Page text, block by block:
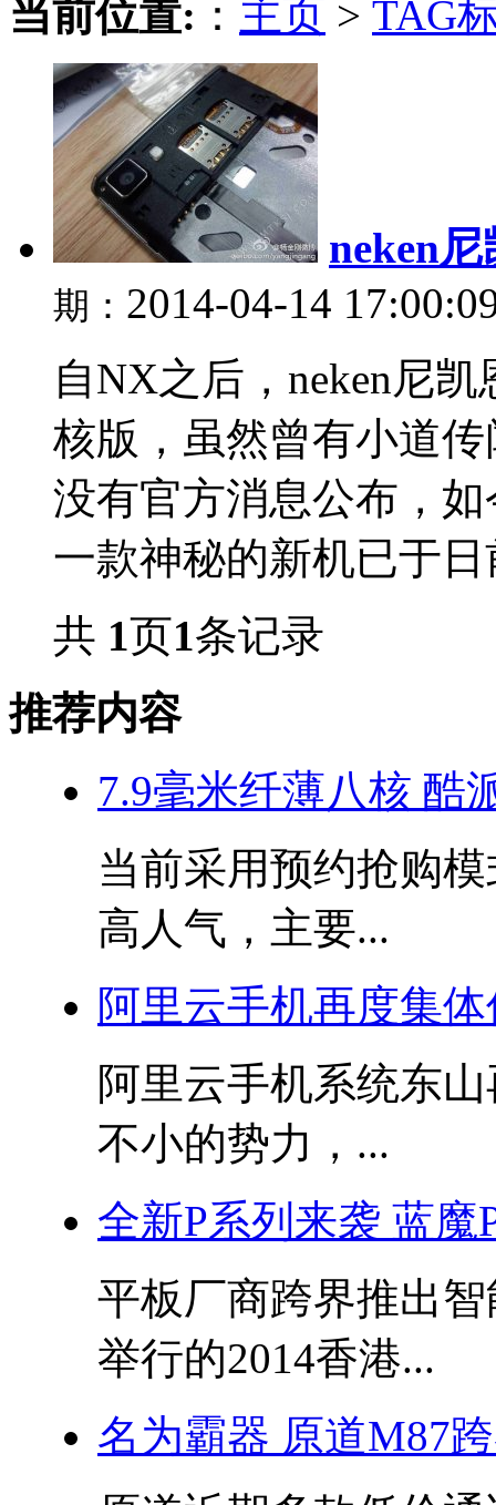
当前位置: ： 主页 > TAG
neken
期： 2014-04-14
自NX之后，neken尼
核版，虽然曾有小道
没有官方消息公布，
一款神秘的新机已于
共 1页1条记录
推荐内容
7.9毫米纤薄八核 酷
当前采用预约抢购
高人气，主要...
阿里云手机再度集
阿里云手机系统东
不小的势力，...
全新P系列来袭 蓝魔
平板厂商跨界推出
举行的2014香港...
名为霸器 原道M87